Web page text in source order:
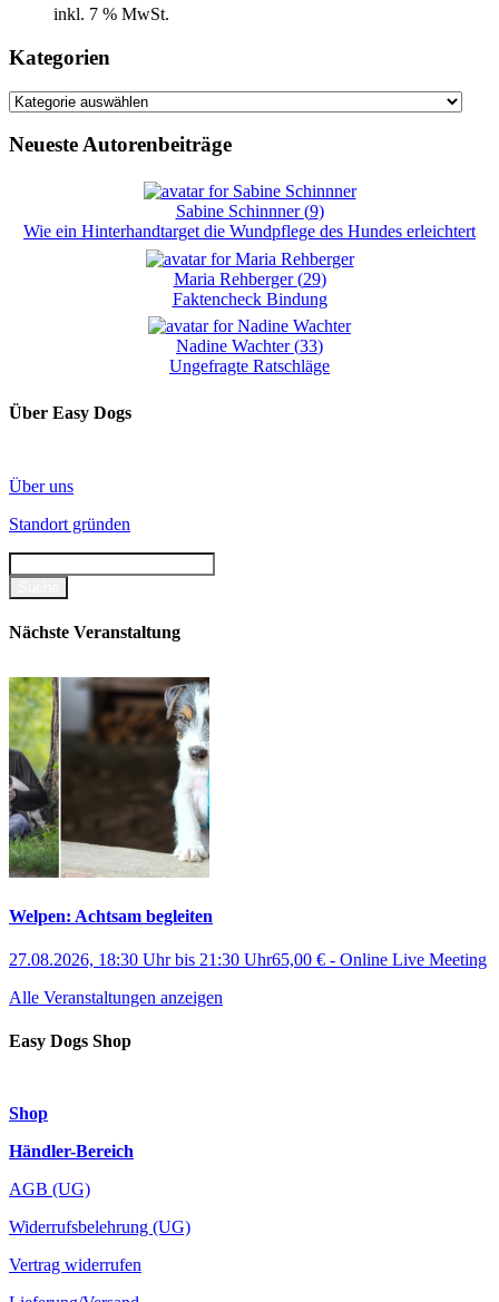
inkl. 7 % MwSt.
Kategorien
Kategorien
Neueste Autorenbeiträge
Sabine Schinnner(9)
Wie ein Hinterhandtarget die Wundpflege des Hundes erleichtert
Maria Rehberger(29)
Faktencheck Bindung
Nadine Wachter(33)
Ungefragte Ratschläge
Über Easy Dogs
Über uns
Standort gründen
Nächste Veranstaltung
Welpen: Achtsam begleiten
27.08.2026, 18:30 Uhrbis 21:30 Uhr65,00 € - Online Live Meeting
Alle Veranstaltungen anzeigen
Easy Dogs Shop
Shop
Händler-Bereich
AGB (UG)
Widerrufsbelehrung (UG)
Vertrag widerrufen